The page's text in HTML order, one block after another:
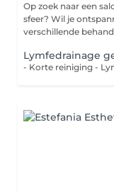
Op zoek naar een
sfeer? Wil je ontspannen en huidverbetering in één? Voor
verschillende
Lymfedrainage